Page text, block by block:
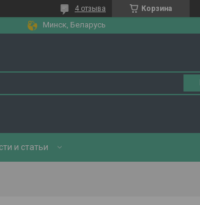
Корзина
4 отзыва
Минск, Беларусь
и статьи